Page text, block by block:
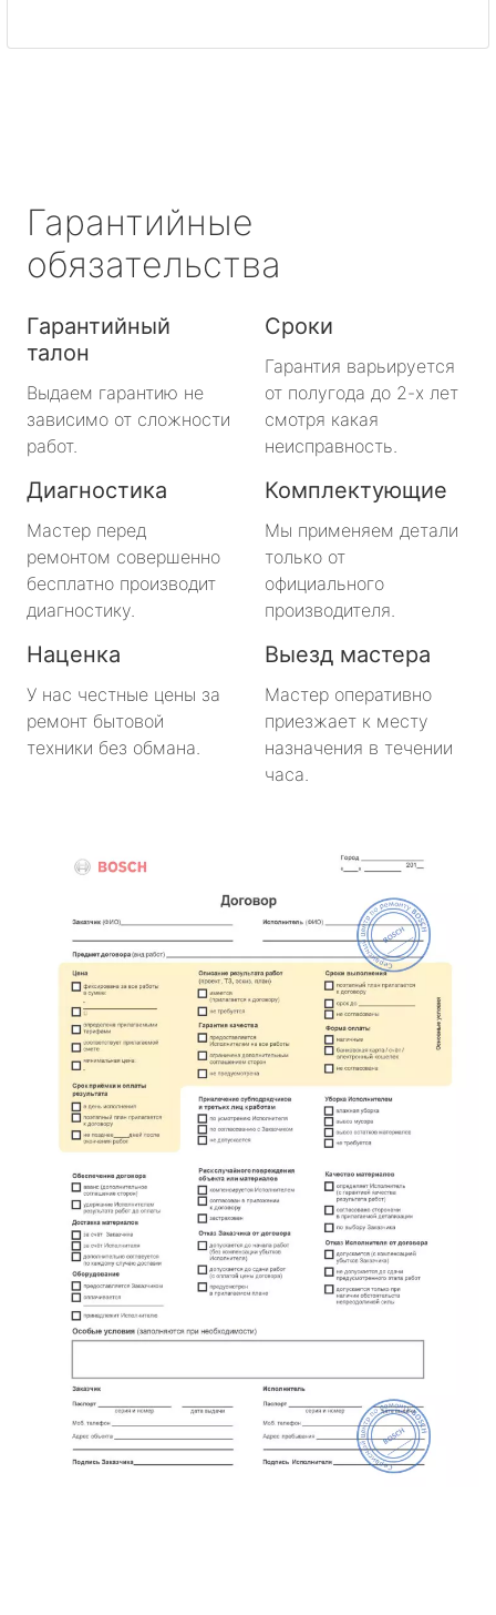
Гарантийные
обязательства
Гарантийный
талон
Выдаем гарантию не
зависимо от сложности
работ.
Сроки
Гарантия варьируется
от полугода до 2-х лет
смотря какая
неисправность.
Диагностика
Мастер перед
ремонтом совершенно
бесплатно производит
диагностику.
Комплектующие
Мы применяем детали
только от
официального
производителя.
Наценка
У нас честные цены за
ремонт бытовой
техники без обмана.
Выезд мастера
Мастер оперативно
приезжает к месту
назначения в течении
часа.